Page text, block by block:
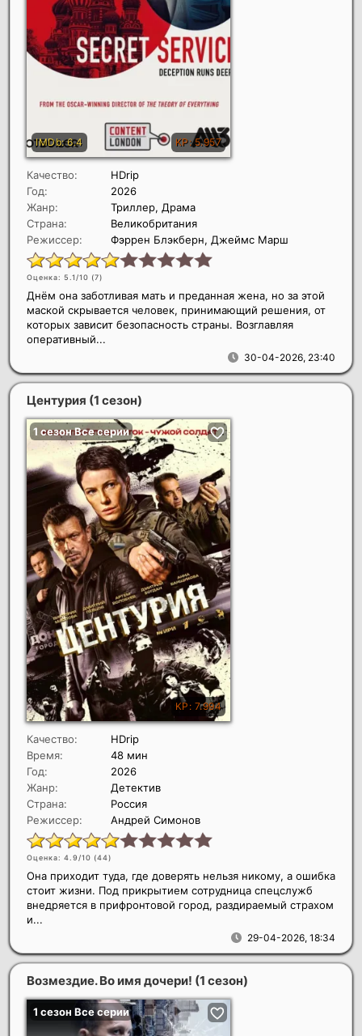
Качество:
HDrip
Год:
2026
Жанр:
Триллер, Драма
Страна:
Великобритания
Режиссер:
Фэррен Блэкберн, Джеймс Марш
Оценка: 5.1/10 (7)
30-04-2026, 23:40
Днём она заботливая мать и преданная жена, но за этой
маской скрывается человек, принимающий решения, от
которых зависит безопасность страны. Возглавляя
оперативный...
Центурия (1 сезон)
Качество:
HDrip
Время:
48 мин
Год:
2026
Жанр:
Детектив
Страна:
Россия
Режиссер:
Андрей Симонов
Оценка: 4.9/10 (44)
29-04-2026, 18:34
Она приходит туда, где доверять нельзя никому, а ошибка
стоит жизни. Под прикрытием сотрудница спецслужб
внедряется в прифронтовой город, раздираемый страхом
и...
Возмездие. Во имя дочери! (1 сезон)